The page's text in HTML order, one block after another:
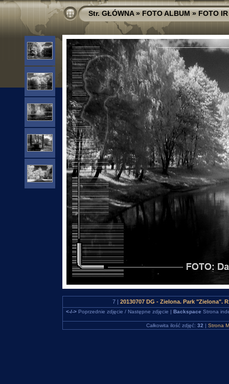
Str. GŁÓWNA»FOTO ALBUM»FOTO IR
7 | 20130707 DG - Zielona. Park "Zielona".
<-/->Poprzednie zdjęcie / Następne zdjęcie | Backspace Strona
Całkowita ilość zdjęć: 32 | Strona